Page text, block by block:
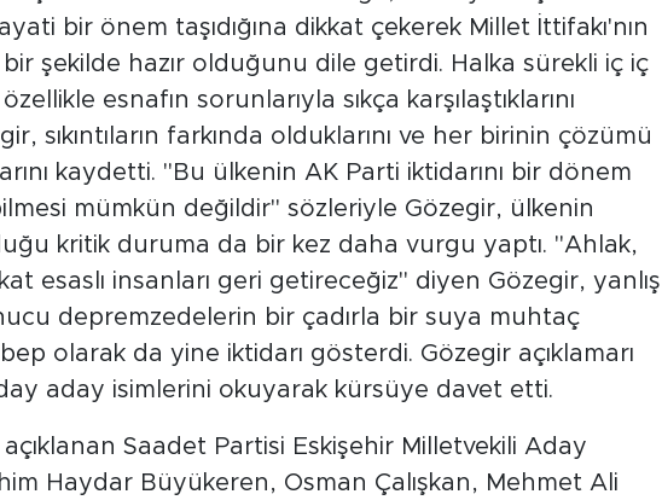
bir önem taşıdığına dikkat çekerek Millet İttifakı'nın
şekilde hazır olduğunu dile getirdi. Halka sürekli iç iç
esnafın sorunlarıyla sıkça karşılaştıklarını
sıkıntıların farkında olduklarını ve her birinin çözümü
kaydetti. "Bu ülkenin AK Parti iktidarını bir dönem
mümkün değildir" sözleriyle Gözegir, ülkenin
kritik duruma da bir kez daha vurgu yaptı. "Ahlak,
esaslı insanları geri getireceğiz" diyen Gözegir, yanlış
depremzedelerin bir çadırla bir suya muhtaç
olarak da yine iktidarı gösterdi. Gözegir açıklamarı
aday isimlerini okuyarak kürsüye davet etti.
açıklanan Saadet Partisi Eskişehir Milletvekili Aday
Haydar Büyükeren, Osman Çalışkan, Mehmet Ali